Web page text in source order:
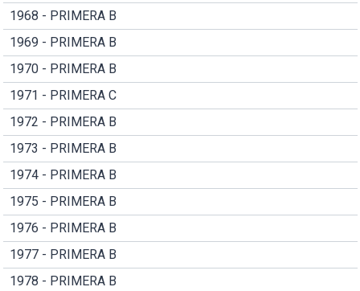
1968 - PRIMERA B
1969 - PRIMERA B
1970 - PRIMERA B
1971 - PRIMERA C
1972 - PRIMERA B
1973 - PRIMERA B
1974 - PRIMERA B
1975 - PRIMERA B
1976 - PRIMERA B
1977 - PRIMERA B
1978 - PRIMERA B